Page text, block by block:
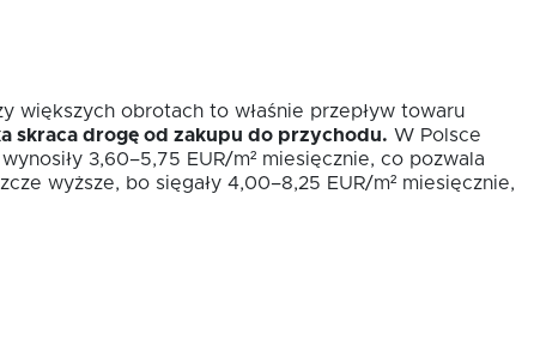
większych obrotach to właśnie przepływ towaru
skraca drogę od zakupu do przychodu. W Polsce
3,60–5,75 EUR/m² miesięcznie, co pozwala
wyższe, bo sięgały 4,00–8,25 EUR/m² miesięcznie,